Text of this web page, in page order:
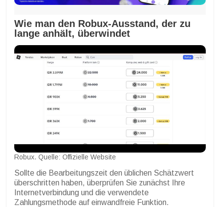
Wie man den Robux-Ausstand, der zu
lange anhält, überwindet
Robux. Quelle: Offizielle Website
Sollte die Bearbeitungszeit den üblichen Schätzwert
überschritten haben, überprüfen Sie zunächst Ihre
Internetverbindung und die verwendete
Zahlungsmethode auf einwandfreie Funktion.